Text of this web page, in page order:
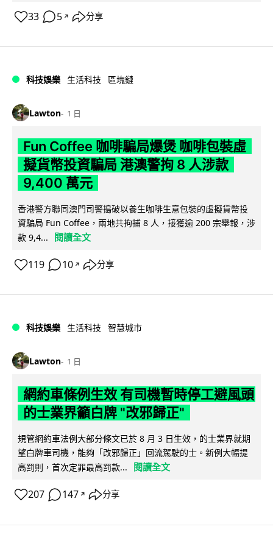
33 5 ↗ 分享
科技娛樂 生活科技 區塊鏈
Lawton 1 日
Fun Coffee 咖啡騙局爆煲 咖啡包裝虛
擬貨幣投資騙局 港澳警拘 8 人涉款
9,400 萬元
香港警方聯同澳門司警搗破以養生咖啡生意包裝的虛擬貨幣投
資騙局 Fun Coffee，兩地共拘捕 8 人，接獲逾 200 宗舉報，涉
款 9,4...
閱讀全文
119 10 ↗ 分享
科技娛樂 生活科技 智慧城市
Lawton 1 日
網約車條例生效 有司機暫時停工避風頭
的士業界籲白牌 "改邪歸正"
規管網約車法例大部分條文已於 8 月 3 日生效，的士業界就期
望白牌車司機，能夠「改邪歸正」回流駕駛的士。新例大幅提
高罰則，首次定罪最高罰款...
閱讀全文
207 147 ↗ 分享